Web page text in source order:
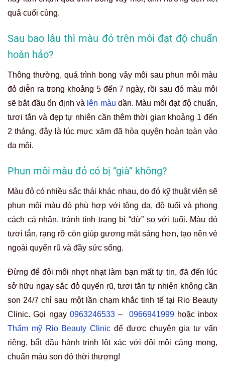
quả cuối cùng.
Sau bao lâu thì màu đỏ trên môi đạt độ chuẩn
hoàn hảo?
Thông thường, quá trình bong vảy môi sau phun môi màu
đỏ diễn ra trong khoảng 5 đến 7 ngày, rồi sau đó màu môi
sẽ bắt đầu ổn định và lên màu dần. Màu môi đạt độ chuẩn,
tươi tắn và đẹp tự nhiên cần thêm thời gian khoảng 1 đến
2 tháng, đây là lúc mực xăm đã hòa quyện hoàn toàn vào
da môi.
Phun môi màu đỏ có bị “già” không?
Màu đỏ có nhiều sắc thái khác nhau, do đó kỹ thuật viên sẽ
phun môi màu đỏ phù hợp với tông da, độ tuổi và phong
cách cá nhân, tránh tình trạng bị “dừ” so với tuổi. Màu đỏ
tươi tắn, rạng rỡ còn giúp gương mặt sáng hơn, tạo nên vẻ
ngoài quyến rũ và đầy sức sống.
Đừng để đôi môi nhợt nhạt làm bạn mất tự tin, đã đến lúc
sở hữu ngay sắc đỏ quyến rũ, tươi tắn tự nhiên không cần
son 24/7 chỉ sau một lần chạm khắc tinh tế tại Rio Beauty
Clinic. Gọi ngay 0963246533– 0966941999hoặc inbox
Thẩm mỹ Rio Beauty Clinic để được chuyên gia tư vấn
riêng, bắt đầu hành trình lột xác với đôi môi căng mọng,
chuẩn màu son đỏ thời thượng!